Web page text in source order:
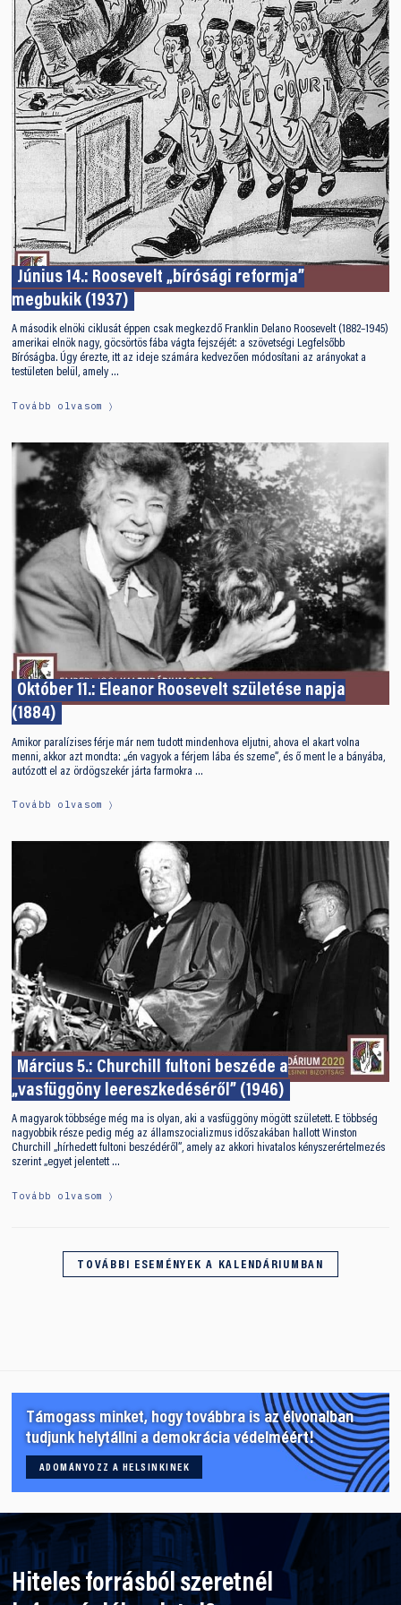
Június 14.: Roosevelt „bírósági reformja”
megbukik (1937)
A második elnöki ciklusát éppen csak megkezdő Franklin Delano Roosevelt (1882–1945)
amerikai elnök nagy, göcsörtös fába vágta fejszéjét: a szövetségi Legfelsőbb
Bíróságba. Úgy érezte, itt az ideje számára kedvezően módosítani az arányokat a
testületen belül, amely …
Tovább olvasom
Október 11.: Eleanor Roosevelt születése napja
(1884)
Amikor paralízises férje már nem tudott mindenhova eljutni, ahova el akart volna
menni, akkor azt mondta: „én vagyok a férjem lába és szeme”, és ő ment le a bányába,
autózott el az ördögszekér járta farmokra …
Tovább olvasom
Március 5.: Churchill fultoni beszéde a
„vasfüggöny leereszkedéséről” (1946)
A magyarok többsége még ma is olyan, aki a vasfüggöny mögött született. E többség
nagyobbik része pedig még az államszocializmus időszakában hallott Winston
Churchill „hírhedett fultoni beszédéről”, amely az akkori hivatalos kényszerértelmezés
szerint „egyet jelentett …
Tovább olvasom
TOVÁBBI ESEMÉNYEK A KALENDÁRIUMBAN
Támogass minket, hogy továbbra is az élvonalban
tudjunk helytállni a demokrácia védelméért!
ADOMÁNYOZZ A HELSINKINEK
Hiteles forrásból szeretnél